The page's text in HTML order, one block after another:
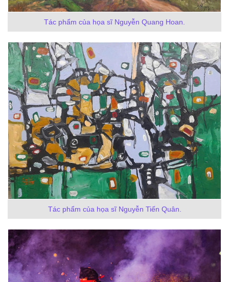
Tác phẩm của họa sĩ Nguyễn Quang Hoan.
Tác phẩm của họa sĩ Nguyễn Tiến Quân.